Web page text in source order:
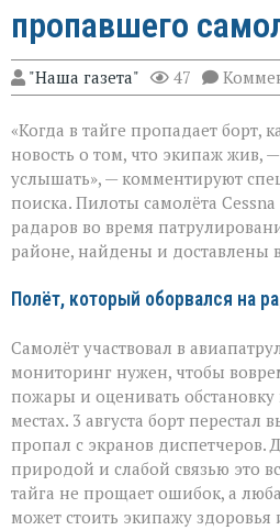
пропавшего
"Наша газета" 47
«Когда в тайге пропадает борт,
новость о том, что экипаж жив,
услышать», — комментируют
поиска. Пилоты самолёта
радаров во время
районе, найдены и доставлены
Полёт, который оборвался на
Самолёт участвовал в
мониторинг нужен, чтобы
пожары и оценивать
местах. 3 августа борт перестал
пропал с экранов диспетчеров.
природой и слабой связью это
тайга не прощает ошибок, а
может стоить экипажу